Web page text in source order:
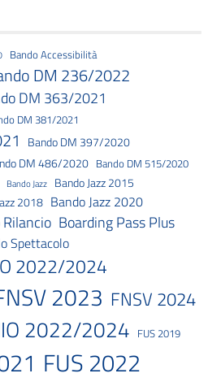
Bando Accessibilità
DM 236/2022
DM 363/2021
DM 381/2021
Bando DM 397/2020
DM 486/2020 Bando DM 515/2020
Bando Jazz
Bando Jazz 2015
2018 Bando Jazz 2020
Boarding Pass Plus
Spettacolo
2022/2024
2023 FNSV 2024
2022/2024 FUS 2019
FUS 2022